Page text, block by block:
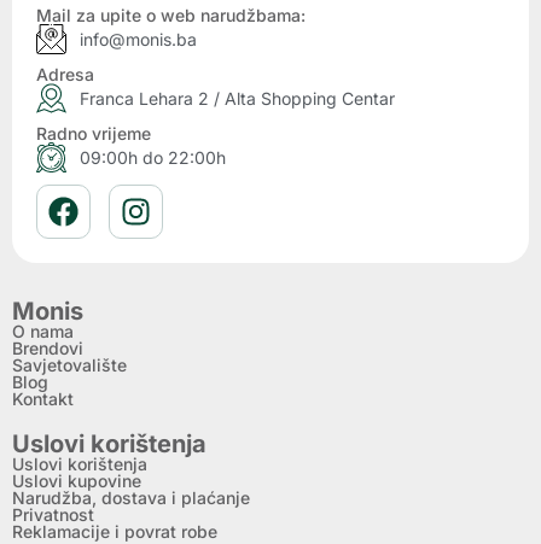
Mail za upite o web narudžbama:
info@monis.ba
Adresa
Franca Lehara 2 / Alta Shopping Centar
Radno vrijeme
09:00h do 22:00h
Monis
O nama
Brendovi
Savjetovalište
Blog
Kontakt
Uslovi korištenja
Uslovi korištenja
Uslovi kupovine
Narudžba, dostava i plaćanje
Privatnost
Reklamacije i povrat robe